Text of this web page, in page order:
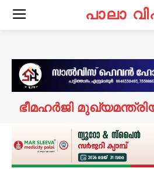
പാലാ
ഭീമഹർജി